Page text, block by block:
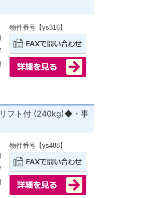
物件番号【ys316】
フト付 (240kg)◆・事
物件番号【ys488】